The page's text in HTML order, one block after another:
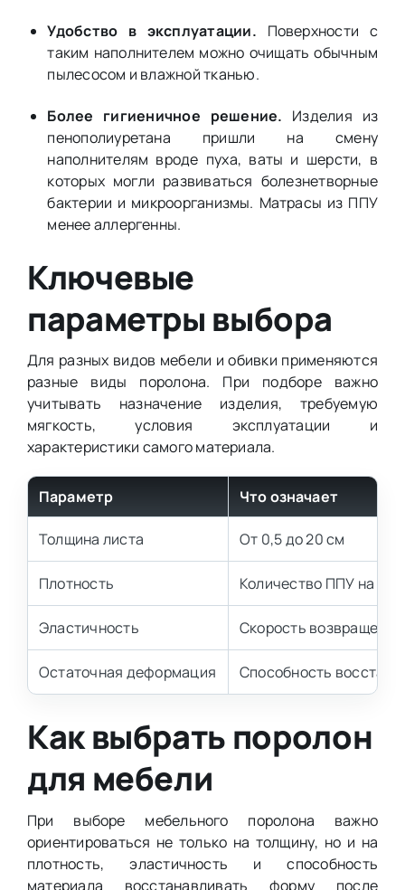
Удобство в эксплуатации. Поверхности с
таким наполнителем можно очищать обычным
пылесосом и влажной тканью.
Более гигиеничное решение. Изделия из
пенополиуретана пришли на смену
наполнителям вроде пуха, ваты и шерсти, в
которых могли развиваться болезнетворные
бактерии и микроорганизмы. Матрасы из ППУ
менее аллергенны.
Ключевые
параметры выбора
Для разных видов мебели и обивки применяются
разные виды поролона. При подборе важно
учитывать назначение изделия, требуемую
мягкость, условия эксплуатации и
характеристики самого материала.
Параметр Что означает
Толщина листа От 0,5 до 20 см
Плотность Количество ППУ на
Эластичность Скорость
Остаточная деформация Способность
Как выбрать поролон
для мебели
При выборе мебельного поролона важно
ориентироваться не только на толщину, но и на
плотность, эластичность и способность
материала восстанавливать форму после